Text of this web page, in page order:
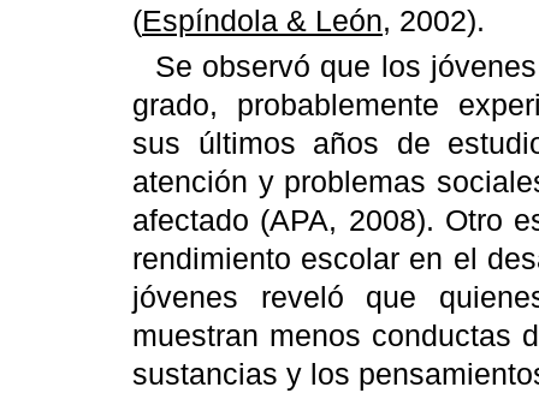
(Espíndola & León, 2002).
Se observó que los
grado, probablemente
sus últimos años de
atención y problemas
afectado (APA, 2008). Otro
rendimiento escolar en el
jóvenes reveló que
muestran menos conductas
sustancias y los